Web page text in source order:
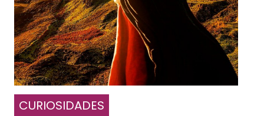
CURIOSIDADES